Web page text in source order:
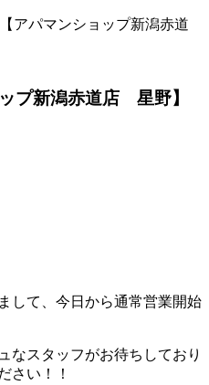
アパマンショップ新潟赤道
プ新潟赤道店 星野】
して、今日から通常営業開始
なスタッフがお待ちしており
さい！！